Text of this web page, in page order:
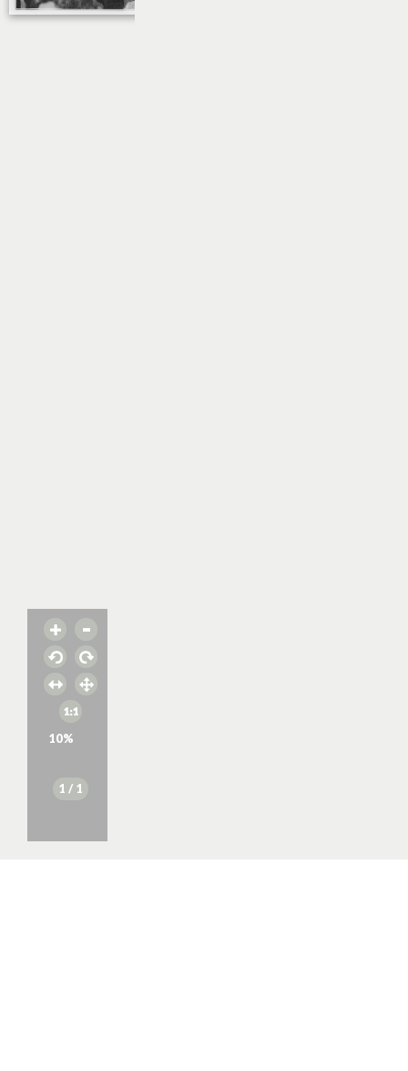
10%
1 / 1